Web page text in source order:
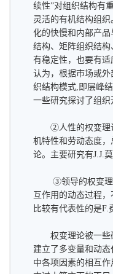
续性”对组织结构有
灵活的有机结构组
化的快慢和内部产
结构、矩阵组织结
有稳定性，也要有
认为，根据市场或
织结构模式,即层峰
一些研究探讨了组
②人性的权变理论
机特性和劳动态度
论。主要研究有J.J.
③领导的权变理论:
互作用的动态过程
比较有代表性的是
权变理论被一些研
建立了多变量和动
中各项因素的相互